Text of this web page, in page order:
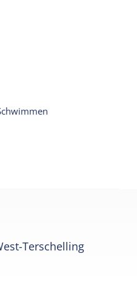
4 Jahren
)Eltern und Kind
und die Atmung des
Terschelling